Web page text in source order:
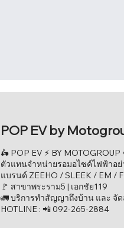
🛵 POP EV ⚡ BY MOTOGROUP
ตัวแทนจำหน่ายรอมอไซค์ไฟฟ้าอย่
แบรนด์ ZEEHO / SLEEK / EM /
🚩 สาขาพระราม5 | เอกชัย119
🚛 บริการทำสัญญาถึงบ้าน และ จัด
HOTLINE : 📲 092-265-2884
POP EV by